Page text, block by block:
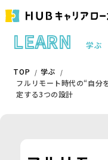
LEARN 学ぶ
TOP
学ぶ
フルリモート時代の“自分
定する3つの設計